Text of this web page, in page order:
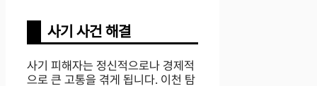
사기 사건 해결
사기 피해자는 정신적으로나 경제적
으로 큰 고통을 겪게 됩니다. 이천 탐